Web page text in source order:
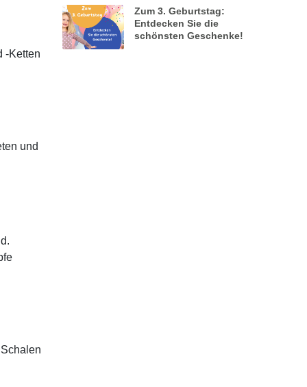
-Ketten
und
Zum 3. Geburtstag:
Entdecken Sie die
schönsten Geschenke!